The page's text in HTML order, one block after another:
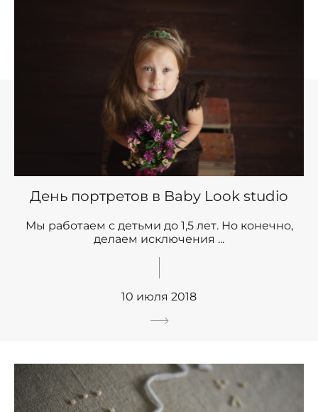
День портретов в Baby Look studio
Мы работаем с детьми до 1,5 лет. Но конечно,
делаем исключения ...
10 июля 2018